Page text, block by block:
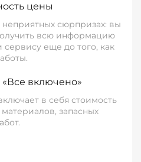
цены
неприятных сюрпризах: вы
всю информацию
сервису еще до того, как
включено»
в себя стоимость
запасных